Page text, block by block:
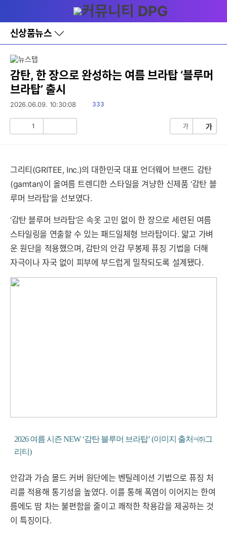
와
홈
신상품뉴스
바
로
레
이
어
창
토
감탄, 한 장으로 완성하는 여름 브라탑 ‘블루머
브라탑’ 출시
2026.06.09. 10:30:08
읽
333
1 가 가
그리티(GRITEE, Inc.)의 대한민국 대표 언더웨어 브랜드 감탄
(gamtan)이 올여름 트렌디한 스타일을 겨냥한 신제품 ‘감탄 블
루머 브라탑’을 선보였다.
‘감탄 블루머 브라탑’은 속옷 고민 없이 한 장으로 세련된 여름
스타일링을 연출할 수 있는 패드일체형 브라탑이다. 얇고 가벼
운 원단을 적용했으며, 감탄의 안감 무봉제 퓨징 기법을 더해
자극이나 자국 없이 피부에 부드럽게 밀착되도록 설계됐다.
2026 여름 시즌 NEW ‘감탄 블루머 브라탑’ (이미지 출처=㈜그
리티)
안감과 가슴 몰드 커버 원단에는 벤틸레이션 기법으로 퓨징 처
리를 적용해 통기성을 높였다. 이를 통해 폭염이 이어지는 한여
름에도 땀 차는 불편함을 줄이고 쾌적한 착용감을 제공하는 것
이 특징이다.